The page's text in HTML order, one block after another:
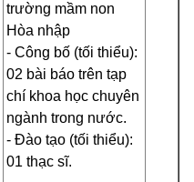
trường mầm non
Hòa nhập
- Công bố (tối thiểu):
02 bài báo trên tạp
chí khoa học chuyên
ngành trong nước.
- Đào tạo (tối thiểu):
01 thạc sĩ.